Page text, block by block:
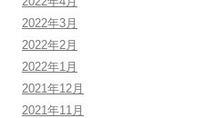
2022年3月
2022年2月
2022年1月
2021年12月
2021年11月